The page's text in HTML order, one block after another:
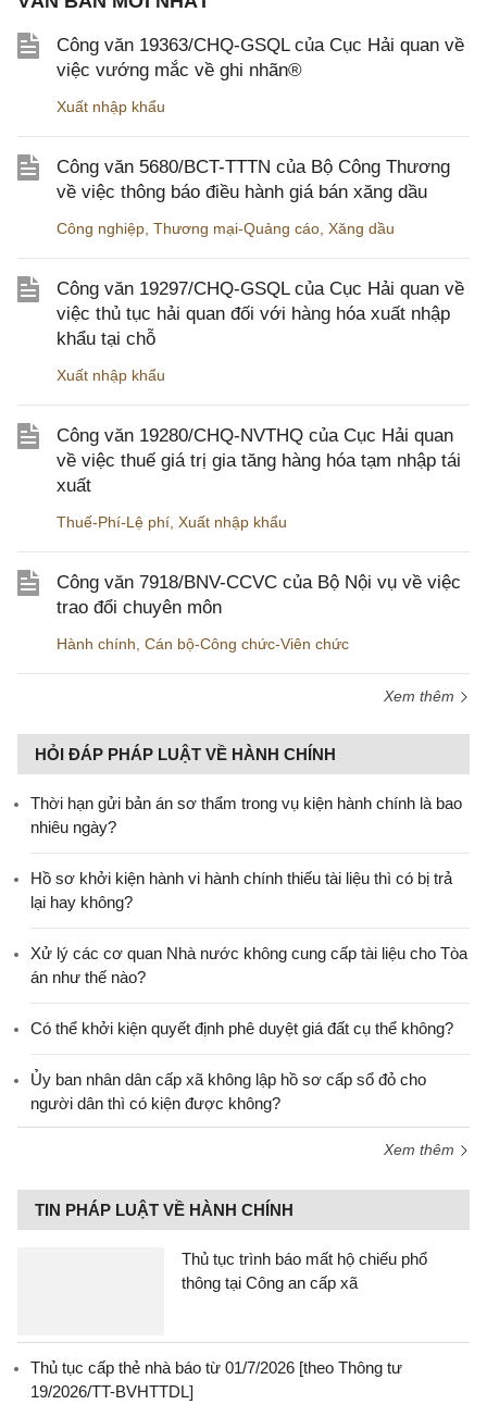
Công văn 19363/CHQ-GSQL của Cục Hải quan về
việc vướng mắc về ghi nhãn®
Xuất nhập khẩu
Công văn 5680/BCT-TTTN của Bộ Công Thương
về việc thông báo điều hành giá bán xăng dầu
Công nghiệp Thương mại-Quảng cáo Xăng dầu
Công văn 19297/CHQ-GSQL của Cục Hải quan về
việc thủ tục hải quan đối với hàng hóa xuất nhập
khẩu tại chỗ
Xuất nhập khẩu
Công văn 19280/CHQ-NVTHQ của Cục Hải quan
về việc thuế giá trị gia tăng hàng hóa tạm nhập tái
xuất
Thuế-Phí-Lệ phí Xuất nhập khẩu
Công văn 7918/BNV-CCVC của Bộ Nội vụ về việc
trao đổi chuyên môn
Hành chính Cán bộ-Công chức-Viên chức
Xem thêm
HỎI ĐÁP PHÁP LUẬT VỀ HÀNH CHÍNH
Thời hạn gửi bản án sơ thẩm trong vụ kiện hành chính là bao
nhiêu ngày?
Hồ sơ khởi kiện hành vi hành chính thiếu tài liệu thì có bị trả
lại hay không?
Xử lý các cơ quan Nhà nước không cung cấp tài liệu cho Tòa
án như thế nào?
Có thể khởi kiện quyết định phê duyệt giá đất cụ thể không?
Ủy ban nhân dân cấp xã không lập hồ sơ cấp sổ đỏ cho
người dân thì có kiện được không?
Xem thêm
TIN PHÁP LUẬT VỀ HÀNH CHÍNH
Thủ tục trình báo mất hộ chiếu phổ
thông tại Công an cấp xã
Thủ tục cấp thẻ nhà báo từ 01/7/2026 [theo Thông tư
19/2026/TT-BVHTTDL]